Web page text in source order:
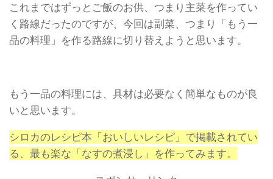
これまではずっとご飯のお供、つまり主菜を作ってい
く路線だったのですが、今回は副菜、つまり「もう一
品の料理」を作る路線に切り替えようと思います。
もう一品の料理には、具材は必要なく簡単なものが良
いと思います。
シロカのレシピ本「おいしいレシピ」で掲載されてい
る、最も楽な「なすの煮浸し」を作ってみます。